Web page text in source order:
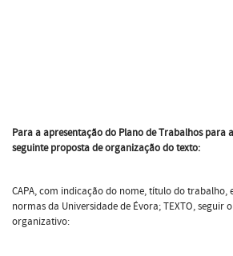
Para a apresentação do Plano de Trabalhos para
seguinte proposta de organização do texto:
CAPA, com indicação do nome, título do trabalho,
normas da Universidade de Évora; TEXTO, seguir
organizativo: